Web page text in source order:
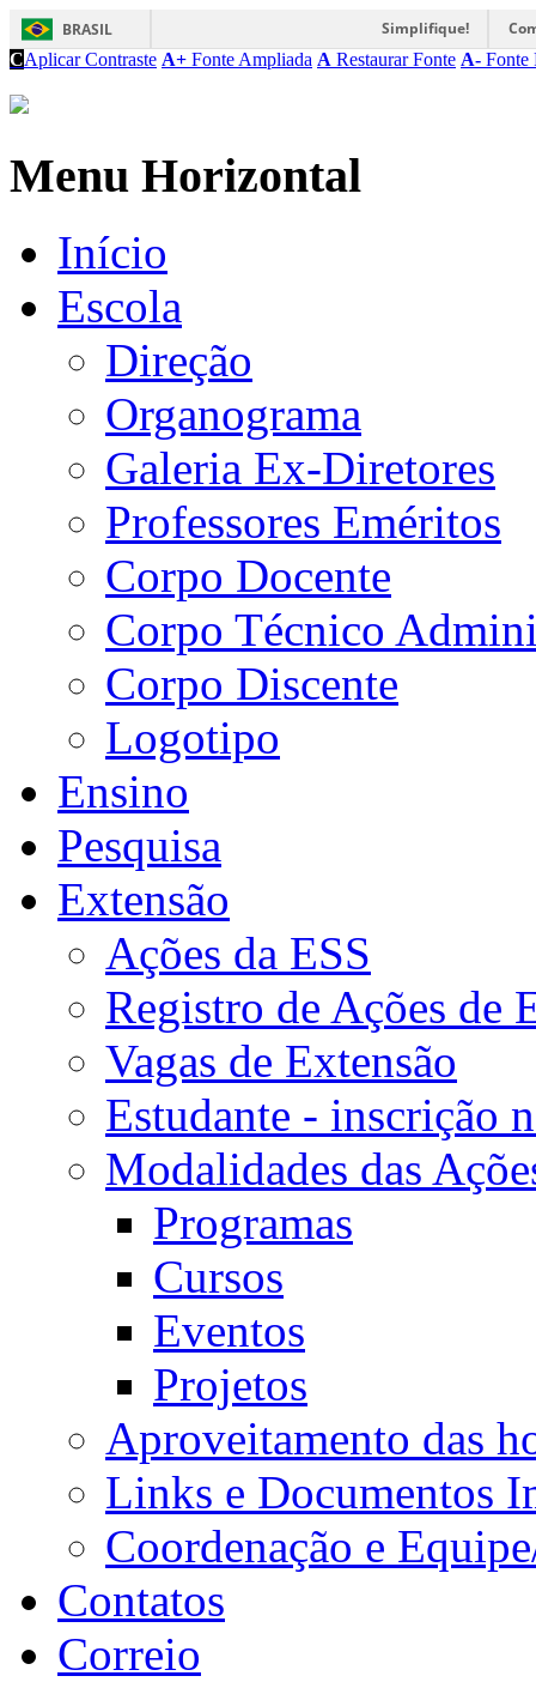
BRASIL Simplifique!
CAplicar Contraste A+ Fonte Ampliada A Restaurar Fonte A- Fonte
Menu Horizontal
Início
Escola
Direção
Organograma
Galeria Ex-Diretores
Professores Eméritos
Corpo Docente
Corpo Técnico
Corpo Discente
Logotipo
Ensino
Pesquisa
Extensão
Ações da ESS
Registro de Ações de
Vagas de Extensão
Estudante - inscrição
Modalidades das
Programas
Cursos
Eventos
Projetos
Aproveitamento das
Links e Documentos
Coordenação e
Contatos
Correio